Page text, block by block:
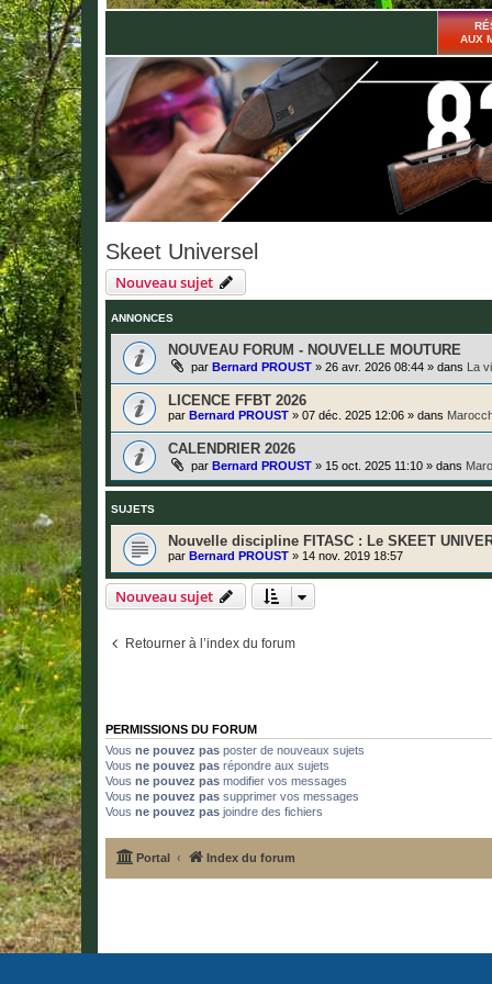
AUX
Skeet Universel
Nouveau sujet
ANNONCES
NOUVEAU FORUM - NOUVELLE MOUTURE
par Bernard PROUST » 26 avr. 2026 08:44 » dans La
LICENCE FFBT 2026
par Bernard PROUST » 07 déc. 2025 12:06 » dans
CALENDRIER 2026
par Bernard PROUST » 15 oct. 2025 11:10 » dans
SUJETS
Nouvelle discipline FITASC : Le SKEET
par Bernard PROUST » 14 nov. 2019 18:57
Nouveau sujet
Retourner à l’index du forum
PERMISSIONS DU FORUM
Vous ne pouvez pas poster de nouveaux sujets
Vous ne pouvez pas répondre aux sujets
Vous ne pouvez pas modifier vos messages
Vous ne pouvez pas supprimer vos messages
Vous ne pouvez pas joindre des fichiers
Portal Index du forum